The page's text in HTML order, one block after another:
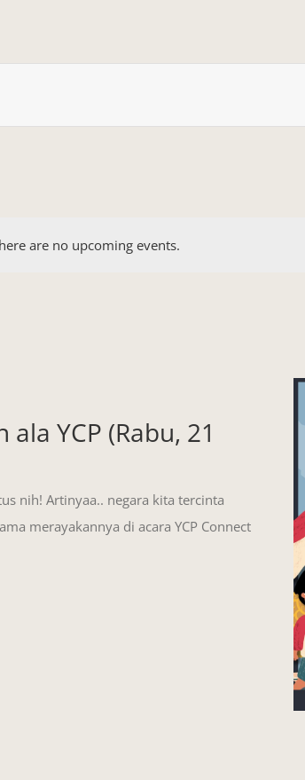
are no upcoming events.
YCP (Rabu, 21
nih! Artinyaa.. negara kita tercinta
merayakannya di acara YCP Connect